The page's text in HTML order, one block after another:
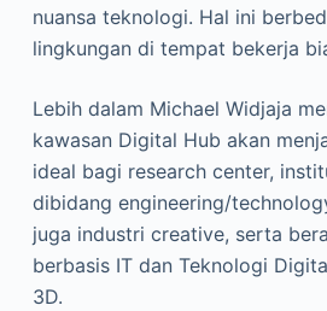
nuansa teknologi. Hal ini
lingkungan di tempat bekerja
Lebih dalam Michael Widjaja
kawasan Digital Hub akan
ideal bagi research center,
dibidang engineering/
juga industri creative, serta
berbasis IT dan Teknologi
3D.